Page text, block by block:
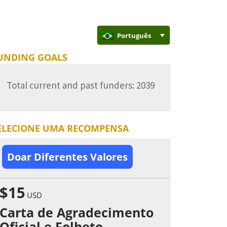
Português
GOALS
Total current and past funders: 2039
UMA RECOMPENSA
Doar Diferentes Valores
USD
de Agradecimento